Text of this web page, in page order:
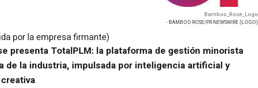
Bamboo_Rose_Logo
- BAMBOO ROSE/PR NEWSWIRE (LOGO)
por la empresa firmante)
presenta TotalPLM: la plataforma de gestión minorista
de la industria, impulsada por inteligencia artificial y